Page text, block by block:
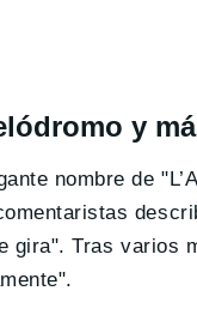
y
nombre de
gira". Tras varios